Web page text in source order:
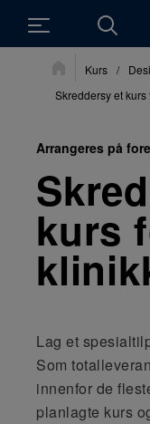
her:
Kurs /
Skreddersy et
Arrangeres på
kurs
Lag et
Som
innenfor de
planlagte kurs